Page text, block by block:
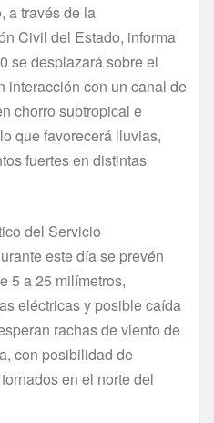
a través de la
Civil del Estado, informa
se desplazará sobre el
interacción con un canal de
chorro subtropical e
que favorecerá lluvias,
fuertes en distintas
del Servicio
este día se prevén
5 a 25 milímetros,
eléctricas y posible caída
rachas de viento de
con posibilidad de
en el norte del